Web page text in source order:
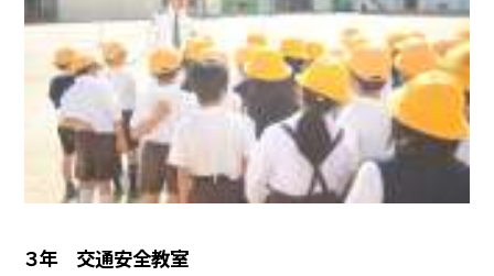
３年 交通安全教室